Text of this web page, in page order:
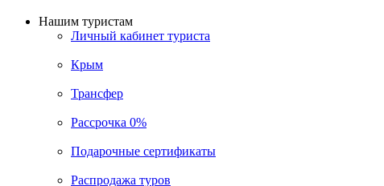
Нашим туристам
Личный кабинет туриста
Крым
Трансфер
Рассрочка 0%
Подарочные сертификаты
Распродажа туров